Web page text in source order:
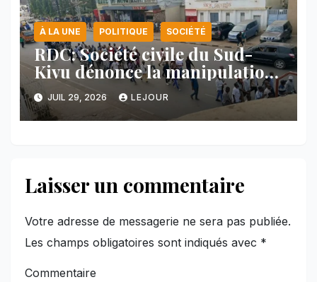
À LA UNE POLITIQUE SOCIÉTÉ
RDC: Société civile du Sud-
Kivu dénonce la manipulation
des manifestations par
l’AFC/M23
JUIL 29, 2026 LEJOUR
Laisser un commentaire
Votre adresse de messagerie ne sera pas publiée.
Les champs obligatoires sont indiqués avec *
Commentaire